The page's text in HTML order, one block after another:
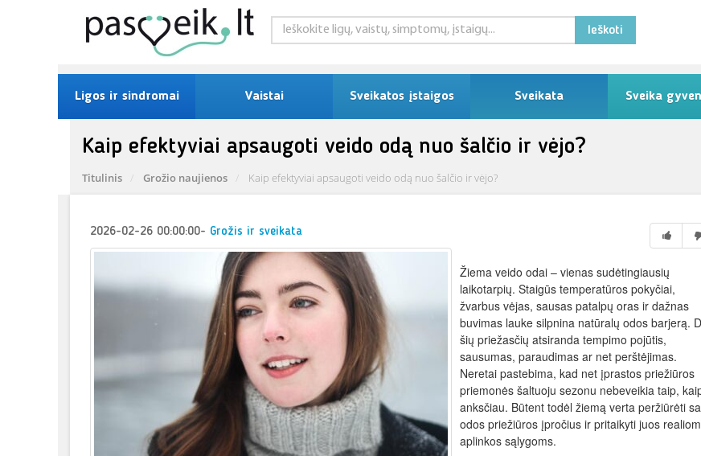
Ieškoti
Ligos ir sindromai Vaistai Sveikatos įstaigos Sveikata Sveika
Kaip efektyviai apsaugoti veido odą nuo šalčio ir vėjo?
Titulinis Grožio naujienos Kaip efektyviai apsaugoti veido odą nuo šalčio ir vėjo?
2026-02-26 00:00:00- Grožis ir sveikata
Žiema veido odai – vienas sudėtingiausių
laikotarpių. Staigūs temperatūros pokyčiai,
žvarbus vėjas, sausas patalpų oras ir dažnas
buvimas lauke silpnina natūralų odos barjerą.
šių priežasčių atsiranda tempimo pojūtis,
sausumas, paraudimas ar net perštėjimas.
Neretai pastebima, kad net įprastos priežiūros
priemonės šaltuoju sezonu nebeveikia taip,
anksčiau. Būtent todėl žiemą verta peržiūrėti
odos priežiūros įpročius ir pritaikyti juos
aplinkos sąlygoms.